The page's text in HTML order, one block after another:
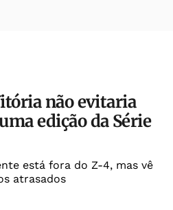
não evitaria
edição da Série
está fora do Z-4, mas vê
atrasados